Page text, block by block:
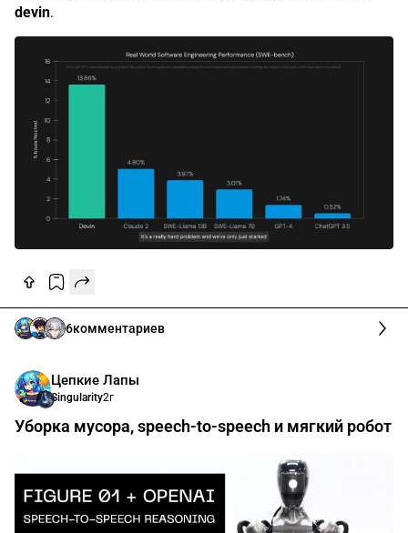
devin.
6комментариев
Цепкие Лапы
Singularity2г
Уборка мусора, speech-to-speech и мягкий робот